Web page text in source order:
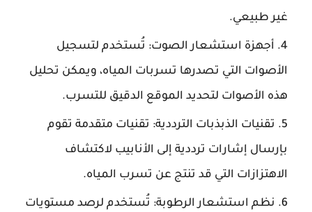
غير طبيعي.
أجهزة استشعار الصوت: تُستخدم لتسجيل
الأصوات التي تصدرها تسربات المياه، ويمكن تحليل
هذه الأصوات لتحديد الموقع الدقيق للتسرب.
تقنيات الذبذبات الترددية: تقنيات متقدمة تقوم
بإرسال إشارات ترددية إلى الأنابيب لاكتشاف
الاهتزازات التي قد تنتج عن تسرب المياه.
نظم استشعار الرطوبة: تُستخدم لرصد مستويات